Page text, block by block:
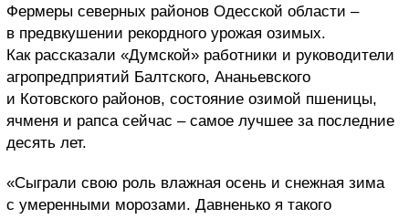
Фермеры северных районов Одесской области –
в предвкушении рекордного урожая озимых.
Как рассказали «Думской» работники и руководители
агропредприятий Балтского, Ананьевского
и Котовского районов, состояние озимой пшеницы,
ячменя и рапса сейчас – самое лучшее за последние
десять лет.
«Сыграли свою роль влажная осень и снежная зима
с умеренными морозами. Давненько я такого